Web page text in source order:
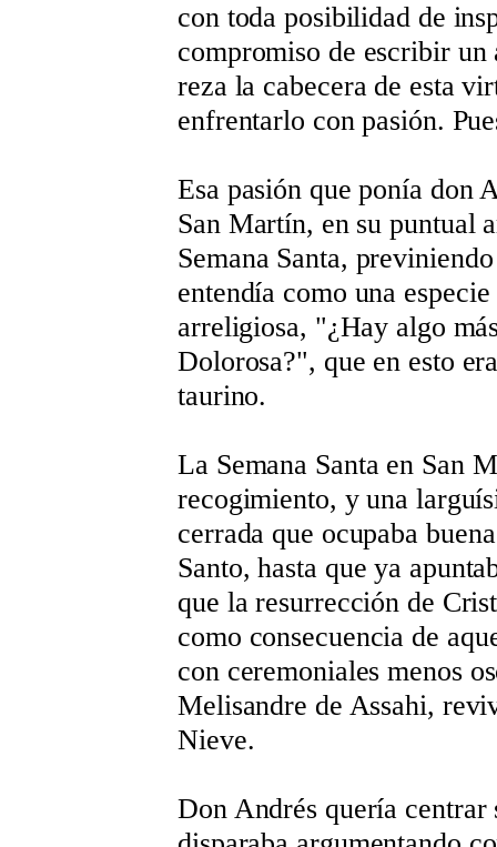
con toda posibilidad de
compromiso de escribir
reza la cabecera de esta
enfrentarlo con pasión.
Esa pasión que ponía don
San Martín, en su puntual
Semana Santa,
entendía como una
arreligiosa, "¿Hay algo
Dolorosa?", que en esto
taurino.
La Semana Santa en San
recogimiento, y una
cerrada que ocupaba
Santo, hasta que ya
que la resurrección de
como consecuencia de
con ceremoniales menos
Melisandre de Assahi,
Nieve.
Don Andrés quería centrar